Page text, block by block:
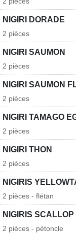
NIGIRI DORADE
2 pièces
NIGIRI SAUMON
2 pièces
NIGIRI SAUMON
2 pièces
NIGIRI TAMAGO
2 pièces
NIGIRI THON
2 pièces
NIGIRIS
2 pièces - flétan
NIGIRIS SCALLOP
2 pièces - pétoncle